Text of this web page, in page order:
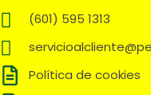
(601) 595 1313
Política de cookies